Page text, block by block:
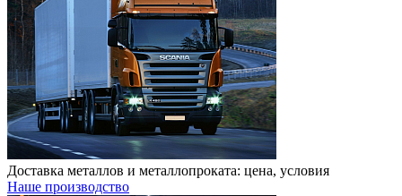
Доставка металлов и металлопроката: цена, условия
Наше производство